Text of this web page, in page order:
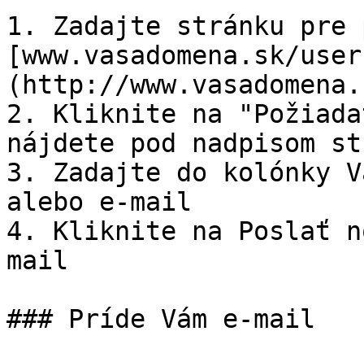
1. Zadajte stránku
[www.vasadomena.sk/
(http://
2. Kliknite na
nájdete pod nadpisom
3. Zadajte do kolónky
alebo e-mail
4. Kliknite na Poslať
mail
### Príde Vám e-mail